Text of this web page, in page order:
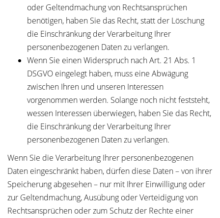
oder Geltendmachung von Rechtsansprüchen
benötigen, haben Sie das Recht, statt der Löschung
die Einschränkung der Verarbeitung Ihrer
personenbezogenen Daten zu verlangen.
Wenn Sie einen Widerspruch nach Art. 21 Abs. 1
DSGVO eingelegt haben, muss eine Abwägung
zwischen Ihren und unseren Interessen
vorgenommen werden. Solange noch nicht feststeht,
wessen Interessen überwiegen, haben Sie das Recht,
die Einschränkung der Verarbeitung Ihrer
personenbezogenen Daten zu verlangen.
Wenn Sie die Verarbeitung Ihrer personenbezogenen
Daten eingeschränkt haben, dürfen diese Daten – von ihrer
Speicherung abgesehen – nur mit Ihrer Einwilligung oder
zur Geltendmachung, Ausübung oder Verteidigung von
Rechtsansprüchen oder zum Schutz der Rechte einer